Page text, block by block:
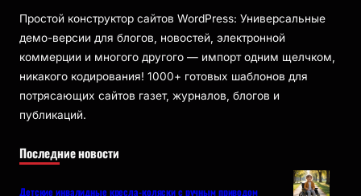
Простой конструктор сайтов WordPress: Универсальные
демо-версии для блогов, новостей, электронной
коммерции и многого другого — импорт одним щелчком,
никакого кодирования! 1000+ готовых шаблонов для
потрясающих сайтов газет, журналов, блогов и
публикаций.
Последние новости
Детские инвалидные кресла-коляски с ручным приводом